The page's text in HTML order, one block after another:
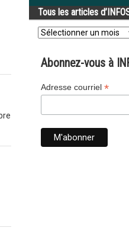
Tous les articles
Tous
les
d’INFOSuroit
Abonnez-vous à
Adresse courriel *